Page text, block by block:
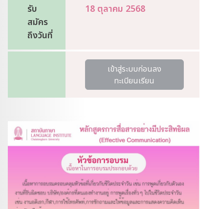
รับ
สมัคร
ถึงวันที่
18 ตุลาคม 2568
เข้าสู่ระบบก่อนลง
ทะเบียนเรียน